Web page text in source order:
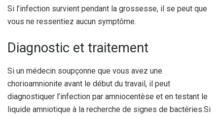
Si l’infection survient pendant la grossesse, il se peut que
vous ne ressentiez aucun symptôme.
Diagnostic et traitement
Si un médecin soupçonne que vous avez une
chorioamnionite avant le début du travail, il peut
diagnostiquer l’infection par amniocentèse et en testant le
liquide amniotique à la recherche de signes de bactéries.Si